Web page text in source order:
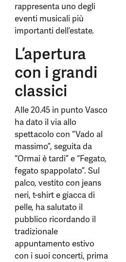
rappresenta uno degli
eventi musicali più
importanti dell’estate.
L’apertura
con i grandi
classici
Alle 20.45 in punto Vasco
ha dato il via allo
spettacolo con “Vado al
massimo”, seguita da
“Ormai è tardi” e “Fegato,
fegato spappolato”. Sul
palco, vestito con jeans
neri, t-shirt e giacca di
pelle, ha salutato il
pubblico ricordando il
tradizionale
appuntamento estivo
con i suoi concerti, prima